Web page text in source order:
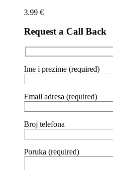
3.99 €
Request a Call Back
Ime i prezime (required)
Email adresa (required)
Broj telefona
Poruka (required)